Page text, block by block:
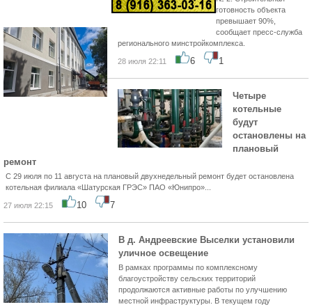
готовность объекта
превышает 90%,
сообщает пресс-служба
регионального минстройкомплекса.
28 июля 22:11 6 1
Четыре
котельные
будут
остановлены на
плановый
ремонт
С 29 июля по 11 августа на плановый двухнедельный ремонт будет остановлена
котельная филиала «Шатурская ГРЭС» ПАО «Юнипро»...
27 июля 22:15 10 7
В д. Андреевские Выселки установили
уличное освещение
В рамках программы по комплексному
благоустройству сельских территорий
продолжаются активные работы по улучшению
местной инфраструктуры. В текущем году